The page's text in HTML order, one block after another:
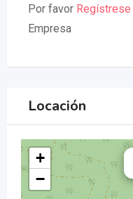
Por favor Regístrese
Empresa
Locación
+
−